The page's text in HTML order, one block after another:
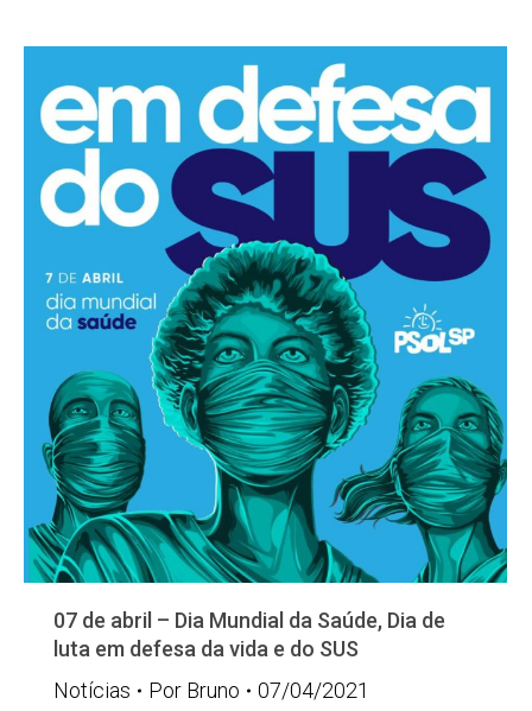
07 de abril – Dia Mundial da Saúde, Dia de
luta em defesa da vida e do SUS
Notícias
Por Bruno 07/04/2021